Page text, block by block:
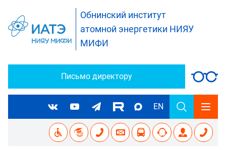
Обнинский институт
атомной энергетики НИЯУ
МИФИ
Письмо директору
EN